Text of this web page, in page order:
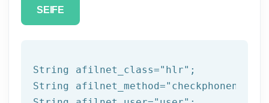
SEIFE
String afilnet_class="hlr" ;
String afilnet_method=